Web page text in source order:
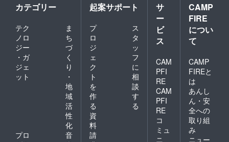
カテゴリー
テク
ノロ
ジー
・ガ
ジェ
ット
ま
ち
づ
く
り
・
地
域
活
性
化
プロ
音
起案サポート
プ
ロ
ジ
ェ
ク
ト
を
作
る
ス
タ
ッ
フ
に
相
談
す
る
資
料
請
サ
ー
ビ
ス
CAM
PFI
RE
CAM
PFI
RE
コ
ミュ
ニ
CAMP
FIRE
につい
て
CAMP
FIREと
は
あんし
ん・安
全への
取り組
み
ニュー